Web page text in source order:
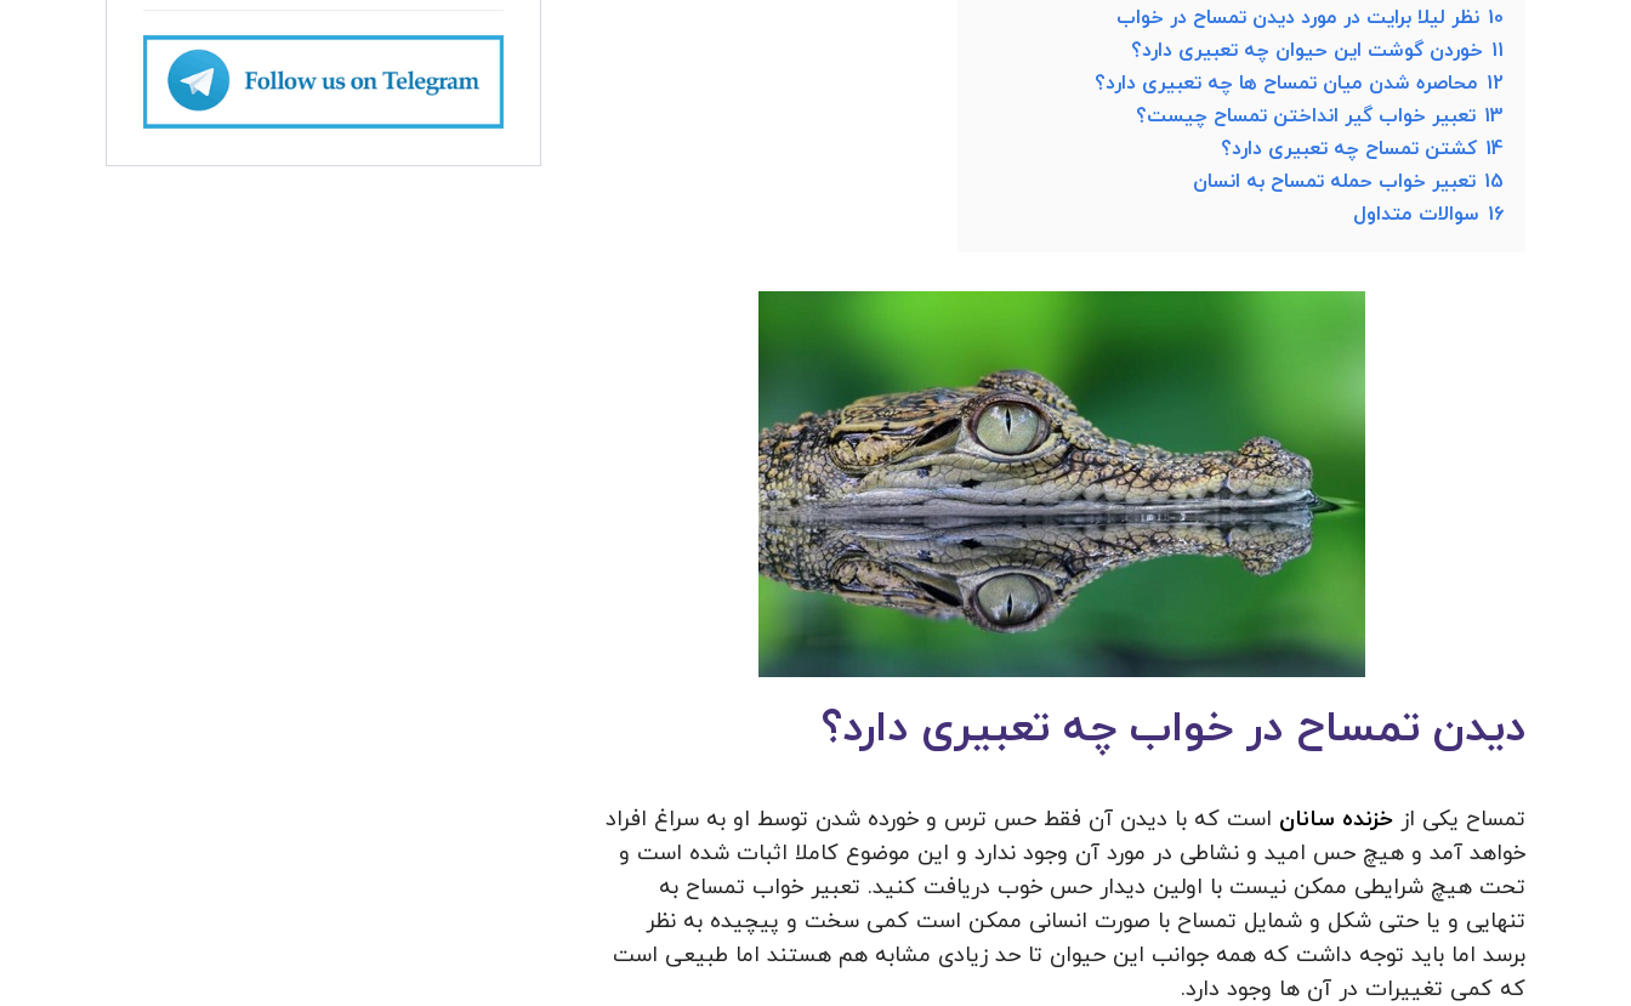
10 نظر لیلا برایت در مورد دیدن تمساح در خواب
11 خوردن گوشت این حیوان چه تعبیری دارد؟
12 محاصره شدن میان تمساح ها چه تعبیری دارد؟
13 تعبیر خواب گیر انداختن تمساح چیست؟
14 کشتن تمساح چه تعبیری دارد؟
15 تعبیر خواب حمله تمساح به انسان
16 سوالات متداول
دیدن تمساح در خواب چه تعبیری دارد؟
تمساح یکی از خزنده سانان است که با دیدن آن فقط حس ترس و خورده شدن توسط او به سراغ افراد
خواهد آمد و هیچ حس امید و نشاطی در مورد آن وجود ندارد و این موضوع کاملا اثبات شده است و
تحت هیچ شرایطی ممکن نیست با اولین دیدار حس خوب دریافت کنید. تعبیر خواب تمساح به
تنهایی و یا حتی شکل و شمایل تمساح با صورت انسانی ممکن است کمی سخت و پیچیده به نظر
برسد اما باید توجه داشت که همه جوانب این حیوان تا حد زیادی مشابه هم هستند اما طبیعی است
که کمی تغییرات در آن ها وجود دارد.